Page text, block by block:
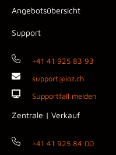
Angebotsübersicht
Support
+41 41 925 83 93
support@ioz.ch
Supportfall melden
Zentrale | Verkauf
+41 41 925 84 00